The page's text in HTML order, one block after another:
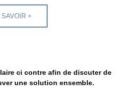
SAVOIR +
ci contre afin de discuter de
une solution ensemble.